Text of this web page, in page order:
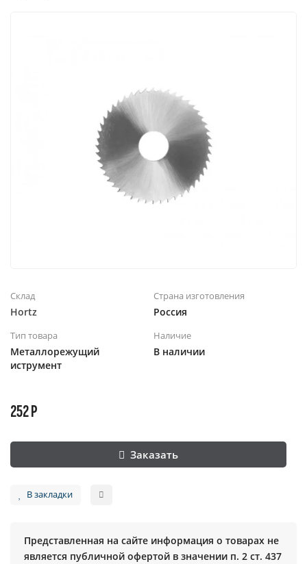
Склад
Hortz
Страна изготовления
Россия
Тип товара
Металлорежущий
иструмент
Наличие
В наличии
252 Р
Заказать
В закладки
Представленная на сайте информация о товарах не
является публичной офертой в значении п. 2 ст. 437